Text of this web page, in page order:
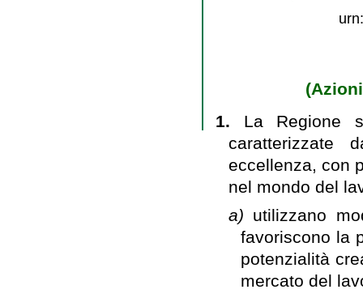
1. La Regione
caratterizzate
eccellenza, con
nel mondo del
a) utilizzano
favoriscono la
potenzialità
mercato del